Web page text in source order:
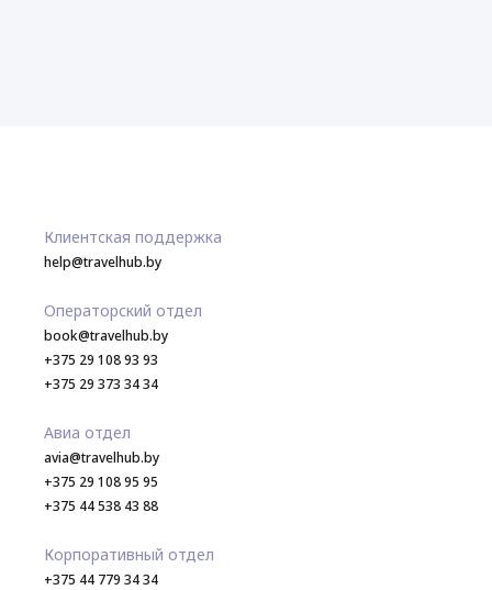
Клиентская поддержка
help@travelhub.by
Операторский отдел
book@travelhub.by
+375 29 108 93 93
+375 29 373 34 34
Авиа отдел
avia@travelhub.by
+375 29 108 95 95
+375 44 538 43 88
Корпоративный отдел
+375 44 779 34 34